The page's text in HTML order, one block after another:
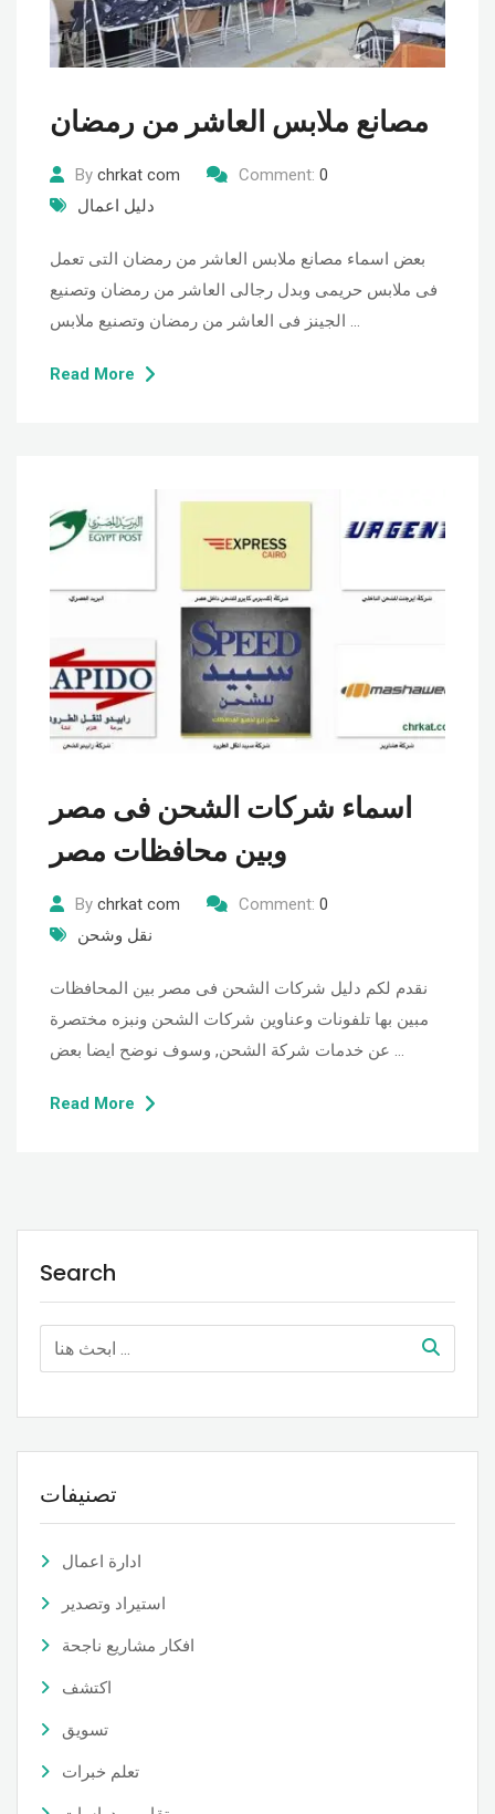
By chrkat com Comment: 0
دليل اعمال
بعض اسماء مصانع ملابس العاشر من رمضان التى تعمل
فى ملابس حريمى وبدل رجالى العاشر من رمضان وتصنيع
الجينز فى العاشر من رمضان وتصنيع ملابس …
Read More
اسماء شركات الشحن فى مصر
وبين محافظات مصر
By chrkat com Comment: 0
نقل وشحن
نقدم لكم دليل شركات الشحن فى مصر بين المحافظات
مبين بها تلفونات وعناوين شركات الشحن ونبزه مختصرة
عن خدمات شركة الشحن, وسوف نوضح ايضا بعض …
Read More
Search
تصنيفات
ادارة اعمال
استيراد وتصدير
افكار مشاريع ناجحة
اكتشف
تسويق
تعلم خبرات